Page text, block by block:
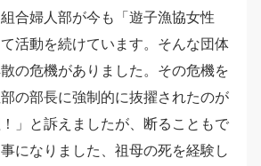
合婦人部が今も「遊子漁協女性
活動を続けています。そんな団体
の危機がありました。その危機を
の部長に強制的に抜擢されたのが
」と訴えましたが、断ることもで
になりました、祖母の死を経験し